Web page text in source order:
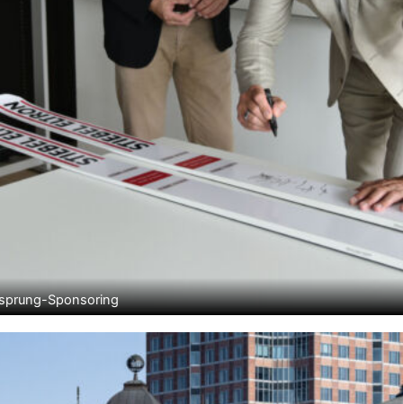
Sponsoring